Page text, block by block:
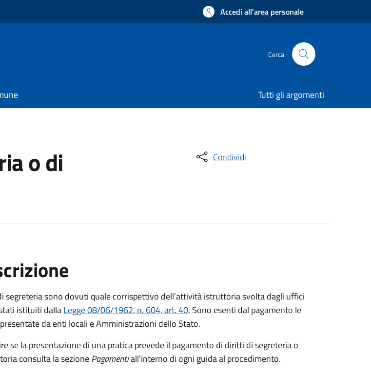
Accedi all'area personale
Cerca
Tutti gli argomenti
o di Condividi
segreteria sono dovuti quale corrispettivo dell’attività istruttoria svolta dagli uffici
istituiti dallaLegge 08/06/1962, n. 604, art. 40. Sono esenti dal pagamento le
da enti locali e Amministrazioni dello Stato.
se la presentazione di una pratica prevede il pagamento di diritti di segreteria o
consulta la sezionePagamentiall'interno di ogni guida al procedimento.